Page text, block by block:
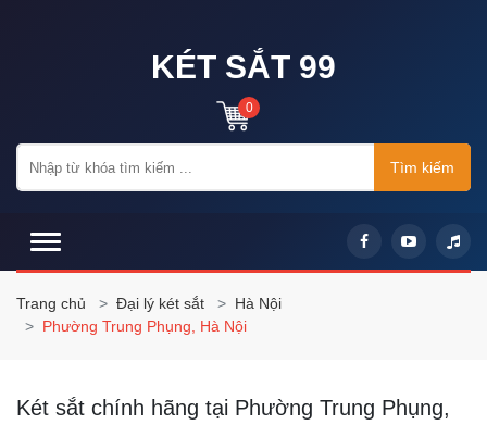
KÉT SẮT 99
0
Tìm kiếm
Trang chủ Đại lý két sắt
Hà Nội
Phường Trung Phụng, Hà Nội
Két sắt chính hãng tại Phường Trung Phụng,